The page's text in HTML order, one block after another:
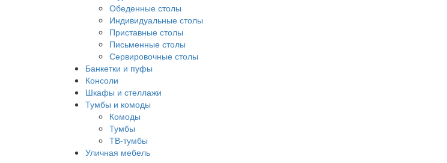
Обеденные столы
Индивидуальные столы
Приставные столы
Письменные столы
Сервировочные столы
Банкетки и пуфы
Консоли
Шкафы и стеллажи
Тумбы и комоды
Комоды
Тумбы
ТВ-тумбы
Уличная мебель